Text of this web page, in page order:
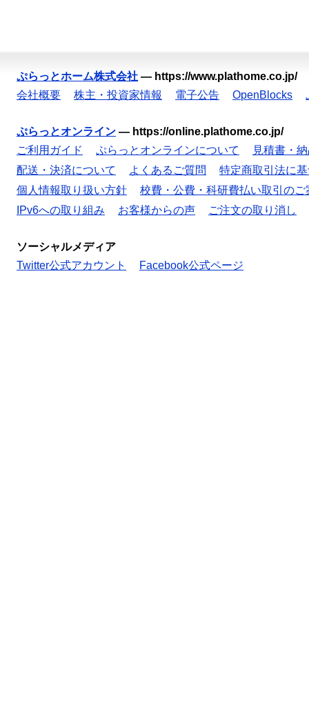
ぷらっとホーム株式会社 — https://www.plathome.co.jp/
会社概要
株主・投資家情報 電子公告 OpenBlocks
ぷらっとオンライン — https://online.plathome.co.jp/
ご利用ガイド
ぷらっとオンラインについて
見積書・
配送・決済について
よくあるご質問
特定商取引法に
個人情報取り扱い方針
校費・公費・科研費払い取引のご
IPv6への取り組み
お客様からの声 ご注文の取り消し
ソーシャルメディア
Twitter公式アカウント
Facebook公式ページ